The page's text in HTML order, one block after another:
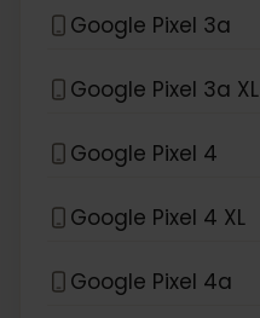
Google Pixel 3a
Google Pixel 3a XL
Google Pixel 4
Google Pixel 4 XL
Google Pixel 4a